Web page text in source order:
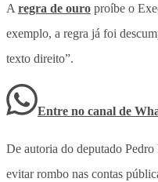
A regra de ouro proíbe o
exemplo, a regra já foi
texto direito”.
Entre no canal de
De autoria do deputado
evitar rombo nas contas